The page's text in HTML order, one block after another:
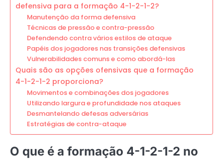
defensiva para a formação 4-1-2-1-2?
Manutenção da forma defensiva
Técnicas de pressão e contra-pressão
Defendendo contra vários estilos de ataque
Papéis dos jogadores nas transições defensivas
Vulnerabilidades comuns e como abordá-las
Quais são as opções ofensivas que a formação
4-1-2-1-2 proporciona?
Movimentos e combinações dos jogadores
Utilizando largura e profundidade nos ataques
Desmantelando defesas adversárias
Estratégias de contra-ataque
O que é a formação 4-1-2-1-2 no